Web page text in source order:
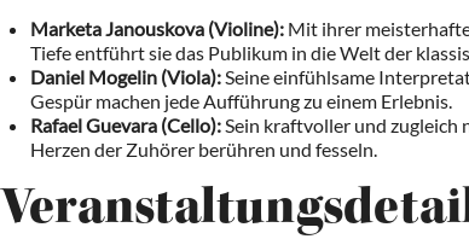
Marketa Janouskova (Violine): Mit ihrer
Tiefe entführt sie das Publikum in die Welt der
Daniel Mogelin (Viola):Seine einfühlsame
Gespür machen jede Aufführung zu einem Erlebnis.
Rafael Guevara (Cello):Sein kraftvoller und zugleich
Herzen der Zuhörer berühren und fesseln.